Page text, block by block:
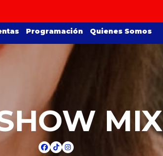
Programación
Quienes Somos
MIX